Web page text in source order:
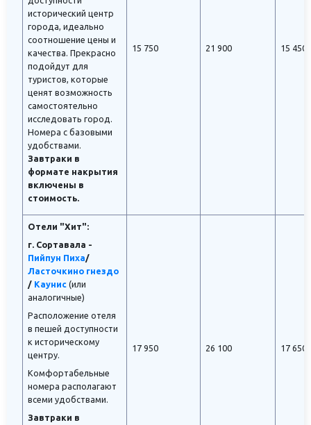
исторический центр
города, идеально
соотношение цены и
качества. Прекрасно
подойдут для
туристов, которые
ценят возможность
самостоятельно
исследовать город.
Номера с базовыми
удобствами.
Завтраки в
формате накрытия
включены в
стоимость.
15 750 21 900 15 450
Отели "Хит":
г. Сортавала -
Пийпун Пиха/
Ласточкино гнездо
/ Каунис(или
аналогичные)
Расположение отеля
в пешей доступности
к историческому
центру.
Комфортабельные
номера располагают
всеми удобствами.
Завтраки в
17 950 26 100 17 650